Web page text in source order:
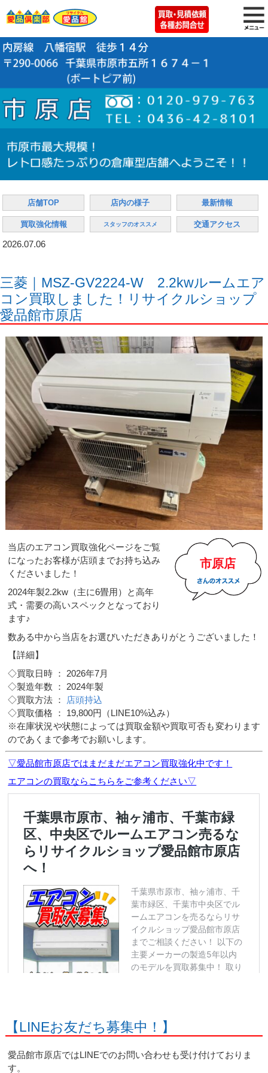
店舗TOP 店内の様子 最新情報
買取強化情報 スタッフのオススメ 交通アクセス
2026.07.06
三菱｜MSZ-GV2224-W 2.2kwルームエア
コン買取しました！リサイクルショップ
愛品館市原店
市原店
当店のエアコン買取強化ページをご覧
になったお客様が店頭までお持ち込み
くださいました！
2024年製2.2kw（主に6畳用）と高年
式・需要の高いスペックとなっており
ます♪
数ある中から当店をお選びいただきありがとうございました！
【詳細】
◇買取日時 ： 2026年7月
◇製造年数 ： 2024年製
◇買取方法 ：
店頭持込
◇買取価格 ： 19,800円（LINE10%込み）
※在庫状況や状態によっては買取金額や買取可否も変わります
のであくまで参考でお願いします。
▽愛品館市原店ではまだまだエアコン買取強化中です！
エアコンの買取ならこちらをご参考ください▽
【LINEお友だち募集中！】
愛品館市原店ではLINEでのお問い合わせも受け付けておりま
す。